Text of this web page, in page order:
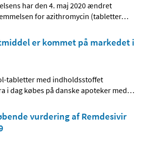
har den 4. maj 2020 ændret
for azithromycin (tabletter…
er kommet på markedet i
tabletter med indholdsstoffet
i dag købes på danske apoteker med…
vurdering af Remdesivir